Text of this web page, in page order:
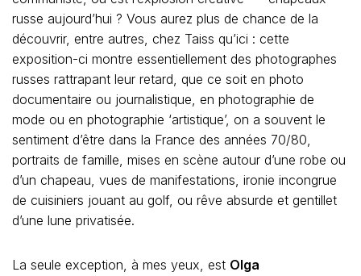
russe aujourd’hui ? Vous aurez plus de chance de la
découvrir, entre autres, chez Taiss qu’ici : cette
exposition-ci montre essentiellement des photographes
russes rattrapant leur retard, que ce soit en photo
documentaire ou journalistique, en photographie de
mode ou en photographie ‘artistique’, on a souvent le
sentiment d’être dans la France des années 70/80,
portraits de famille, mises en scène autour d’une robe ou
d’un chapeau, vues de manifestations, ironie incongrue
de cuisiniers jouant au golf, ou rêve absurde et gentillet
d’une lune privatisée.
La seule exception, à mes yeux, est Olga